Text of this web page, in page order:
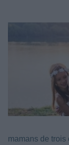
mamans de trois